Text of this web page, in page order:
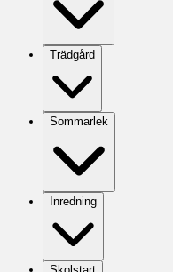
Trädgård
Sommarlek
Inredning